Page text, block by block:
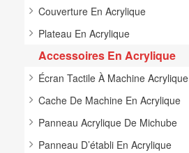
Couverture En Acrylique
Plateau En Acrylique
Accessoires En Acrylique
Écran Tactile À Machine Acrylique
Cache De Machine En Acrylique
Panneau Acrylique De Michube
Panneau D’établi En Acrylique